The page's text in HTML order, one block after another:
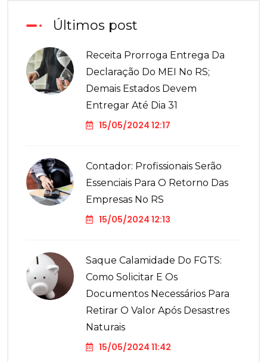
Últimos post
Receita Prorroga Entrega Da
Declaração Do MEI No RS;
Demais Estados Devem
Entregar Até Dia 31
15/05/2024 12:17
Contador: Profissionais Serão
Essenciais Para O Retorno Das
Empresas No RS
15/05/2024 12:13
Saque Calamidade Do FGTS:
Como Solicitar E Os
Documentos Necessários Para
Retirar O Valor Após Desastres
Naturais
15/05/2024 11:42